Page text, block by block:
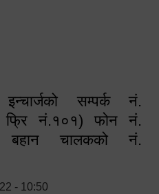
सम्पर्क नं.
फ्रि नं.१०१) फोन नं.
चालकको नं.
- 10:50